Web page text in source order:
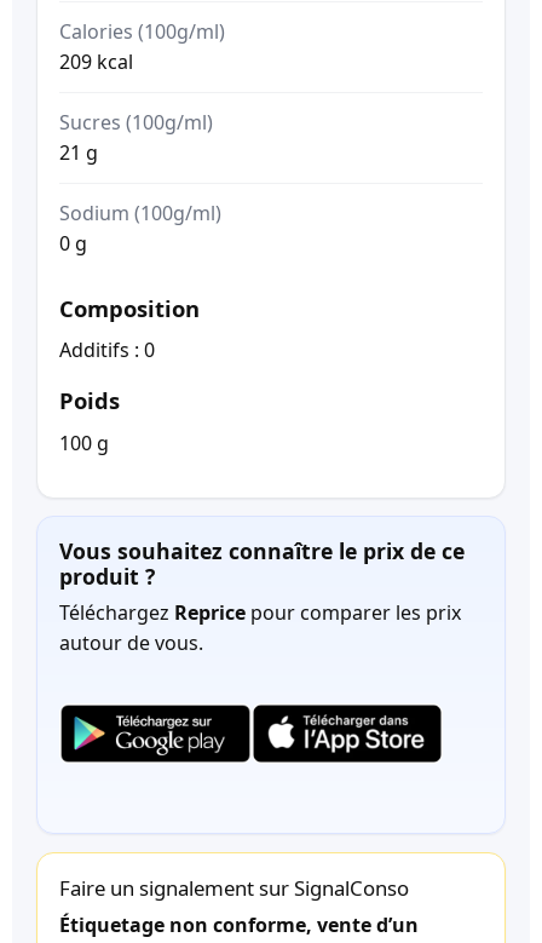
Calories (100g/ml)
209 kcal
Sucres (100g/ml)
21 g
Sodium (100g/ml)
0 g
Composition
Additifs : 0
Poids
100 g
Vous souhaitez connaître le prix de ce
produit ?
Téléchargez Reprice pour comparer les prix
autour de vous.
Faire un signalement sur SignalConso
Étiquetage non conforme, vente d’un